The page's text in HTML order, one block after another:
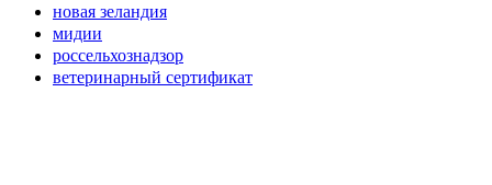
новая зеландия
мидии
россельхознадзор
ветеринарный сертификат